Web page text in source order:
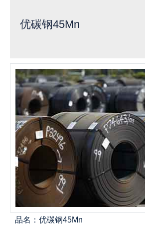
优碳钢45Mn
品名：优碳钢45Mn